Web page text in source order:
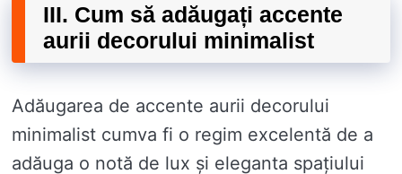
III. Cum să adăugați accente
aurii decorului minimalist
Adăugarea de accente aurii decorului
minimalist cumva fi o regim excelentă de a
adăuga o notă de lux și eleganta spațiului